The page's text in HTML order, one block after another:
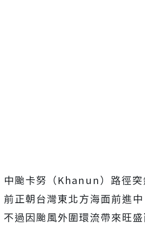
中颱卡努（Khanun）路徑突
前正朝台灣東北方海面前進中
不過因颱風外圍環流帶來旺